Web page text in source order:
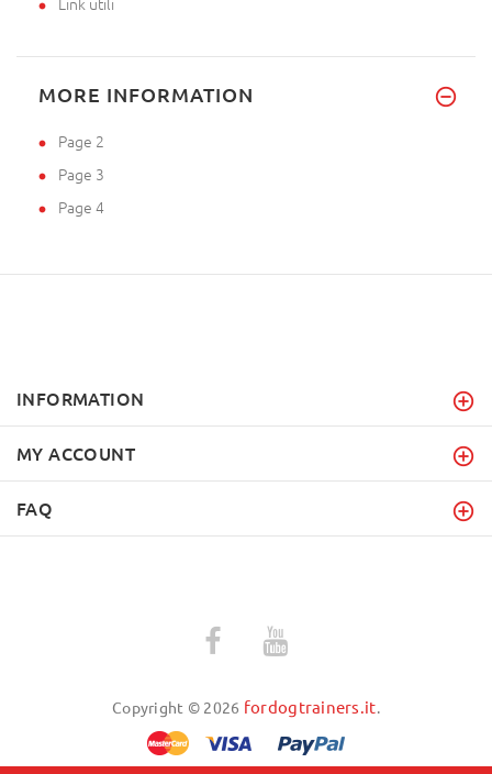
MORE INFORMATION
Page 2
Page 3
Page 4
INFORMATION
MY ACCOUNT
FAQ
Copyright © 2026 fordogtrainers.it